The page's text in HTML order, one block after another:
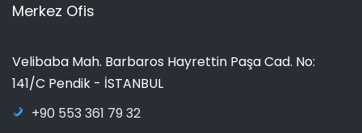
Merkez Ofis
Velibaba Mah. Barbaros Hayrettin Paşa Cad. No:
141/C Pendik - İSTANBUL
+90 553 361 79 32